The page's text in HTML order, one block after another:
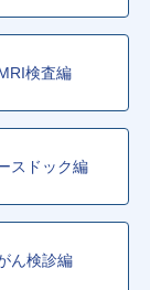
検査編
スドック編
ん検診編